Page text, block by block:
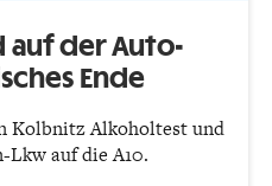
auf der Auto­
Ende
Kolbnitz Alkoholtest und
auf die A10.